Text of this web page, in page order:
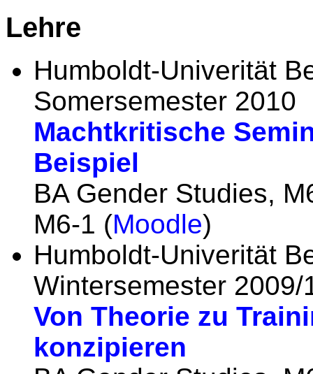
Lehre
Humboldt-Univerität
Somersemester 2010
Machtkritische
Beispiel
BA Gender Studies,
M6-1 (Moodle)
Humboldt-Univerität
Wintersemester 2009/
Von Theorie zu
konzipieren